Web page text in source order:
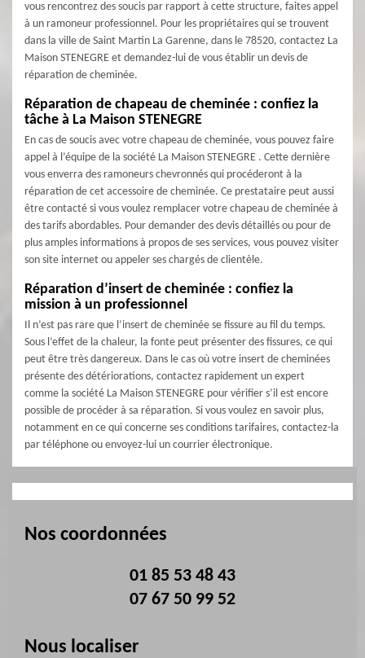
vous rencontrez des soucis par rapport à cette structure, faites appel
à un ramoneur professionnel. Pour les propriétaires qui se trouvent
dans la ville de Saint Martin La Garenne, dans le 78520, contactez La
Maison STENEGRE et demandez-lui de vous établir un devis de
réparation de cheminée.
Réparation de chapeau de cheminée : confiez la
tâche à La Maison STENEGRE
En cas de soucis avec votre chapeau de cheminée, vous pouvez faire
appel à l’équipe de la société La Maison STENEGRE . Cette dernière
vous enverra des ramoneurs chevronnés qui procéderont à la
réparation de cet accessoire de cheminée. Ce prestataire peut aussi
être contacté si vous voulez remplacer votre chapeau de cheminée à
des tarifs abordables. Pour demander des devis détaillés ou pour de
plus amples informations à propos de ses services, vous pouvez visiter
son site internet ou appeler ses chargés de clientèle.
Réparation d’insert de cheminée : confiez la
mission à un professionnel
Il n’est pas rare que l’insert de cheminée se fissure au fil du temps.
Sous l’effet de la chaleur, la fonte peut présenter des fissures, ce qui
peut être très dangereux. Dans le cas où votre insert de cheminées
présente des détériorations, contactez rapidement un expert
comme la société La Maison STENEGRE pour vérifier s’il est encore
possible de procéder à sa réparation. Si vous voulez en savoir plus,
notamment en ce qui concerne ses conditions tarifaires, contactez-la
par téléphone ou envoyez-lui un courrier électronique.
Nos coordonnées
01 85 53 48 43
07 67 50 99 52
Nous localiser